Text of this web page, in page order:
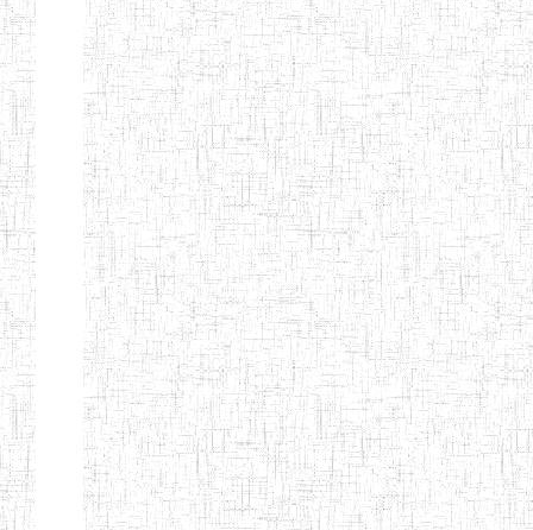
Début Préc. 1 2 3 4 5
6
Suivant
Fin
Etablissements
d'enseignement
secondaire
technique
et
professionnel